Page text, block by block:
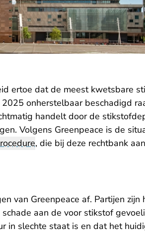
ertoe dat de meest kwetsbare
onherstelbaar beschadigd
handelt door de
Volgens Greenpeace is de
, die bij deze rechtbank
van Greenpeace af. Partijen zijn
aan de voor stikstof
in slechte staat is en dat het